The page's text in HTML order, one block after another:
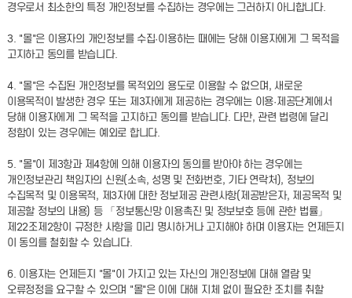
경우로서 최소한의 특정 개인정보를 수집하는 경우에는 그러하지 아니합니다.
3. "몰"은 이용자의 개인정보를 수집·이용하는 때에는 당해 이용자에게 그 목적을
고지하고 동의를 받습니다.
4. "몰"은 수집된 개인정보를 목적외의 용도로 이용할 수 없으며, 새로운
이용목적이 발생한 경우 또는 제3자에게 제공하는 경우에는 이용·제공단계에서
당해 이용자에게 그 목적을 고지하고 동의를 받습니다. 다만, 관련 법령에 달리
정함이 있는 경우에는 예외로 합니다.
5. "몰"이 제3항과 제4항에 의해 이용자의 동의를 받아야 하는 경우에는
개인정보관리 책임자의 신원(소속, 성명 및 전화번호, 기타 연락처), 정보의
수집목적 및 이용목적, 제3자에 대한 정보제공 관련사항(제공받은자, 제공목적 및
제공할 정보의 내용) 등 「정보통신망 이용촉진 및 정보보호 등에 관한 법률」
제22조제2항이 규정한 사항을 미리 명시하거나 고지해야 하며 이용자는 언제든지
이 동의를 철회할 수 있습니다.
6. 이용자는 언제든지 "몰"이 가지고 있는 자신의 개인정보에 대해 열람 및
오류정정을 요구할 수 있으며 "몰"은 이에 대해 지체 없이 필요한 조치를 취할